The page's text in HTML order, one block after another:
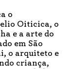
o
Oiticica, o
e a arte do
em São
o arquiteto e
criança,